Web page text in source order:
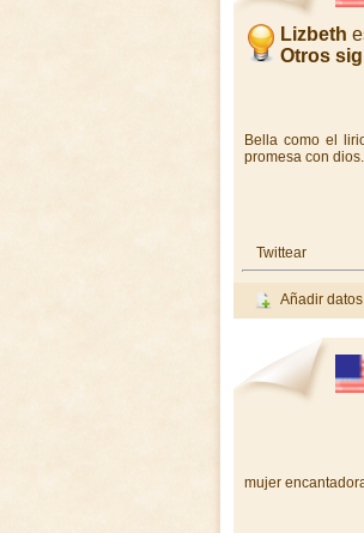
Lizbeth
Otros
Bella como el
promesa con dios.
Twittear
Añadir datos
mujer